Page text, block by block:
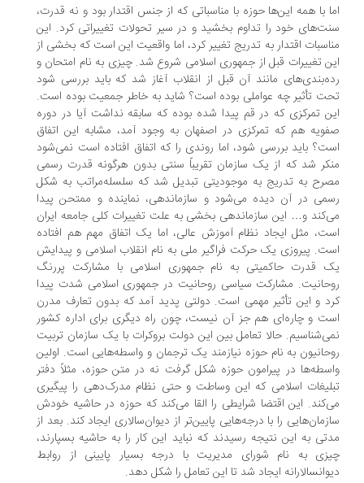
با همه این‌ها حوزه با مناسباتی که از جنس اقتدار بود و نه قدرت،
خود را تداوم بخشید و در سیر تحولات تغییراتی کرد. این
اقتدار به تدریج تغییر کرد، اما واقعیت این است که بخشی از
تغییرات قبل از جمهوری اسلامی شروع شد. چیزی به نام امتحان و
مانند آن قبل از انقلاب آغاز شد که باید بررسی شود
تأثیر چه عواملی بوده است؟ شاید به خاطر جمعیت بوده است.
تمرکزی که در قم پیدا شده بوده که سابقه نداشت آیا در دوره
هم که تمرکزی در اصفهان به وجود آمد، مشابه این اتفاق
باید بررسی شود، اما روندی را که اتفاق افتاده است نمی‌شود
شد که از یک سازمان تقریباً سنتی بدون هرگونه قدرت رسمی
به تدریج به موجودیتی تبدیل شد که سلسله‌مراتب به شکل
در آن دیده می‌شود و سازماندهی، نماینده و ممتحن پیدا
و… این سازماندهی بخشی به علت تغییرات کلی جامعه ایران
مثل ایجاد نظام آموزش عالی، اما یک اتفاق مهم هم افتاده
پیروزی یک حرکت فراگیر ملی به نام انقلاب اسلامی و پیدایش
قدرت حاکمیتی به نام جمهوری اسلامی با مشارکت پررنگ
مشارکت سیاسی روحانیت در جمهوری اسلامی شدت پیدا
و این تأثیر مهمی است. دولتی پدید آمد که بدون تعارف مدرن
و چاره‌ای هم جز آن نیست، چون راه دیگری برای اداره کشور
حالا تعامل بین این دولت بروکرات با یک سازمان تربیت
به نام حوزه نیازمند یک ترجمان و واسطه‌هایی است. اولین
در پیرامون حوزه شکل گرفت نه در متن حوزه، مثلاً دفتر
اسلامی که این وساطت و حتی نظام مدرک‌دهی را پیگیری
این اقتضا شرایطی را القا می‌کند که حوزه در حاشیه خودش
را با درجه‌هایی پایین‌تر از دیوان‌سالاری ایجاد کند. بعد از
به این نتیجه رسیدند که نباید این کار را به حاشیه بسپارند،
به نام شورای مدیریت با درجه بسیار پایینی از روابط
ایجاد شد تا این تعامل را شکل دهد.